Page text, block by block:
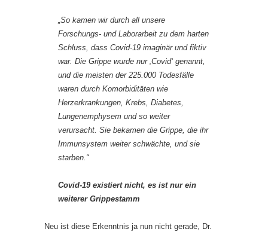
„So kamen wir durch all unsere
Forschungs- und Laborarbeit zu dem harten
Schluss, dass Covid-19 imaginär und fiktiv
war. Die Grippe wurde nur ‚Covid‘ genannt,
und die meisten der 225.000 Todesfälle
waren durch Komorbiditäten wie
Herzerkrankungen, Krebs, Diabetes,
Lungenemphysem und so weiter
verursacht. Sie bekamen die Grippe, die ihr
Immunsystem weiter schwächte, und sie
starben.“
Covid-19 existiert nicht, es ist nur ein
weiterer Grippestamm
Neu ist diese Erkenntnis ja nun nicht gerade, Dr.